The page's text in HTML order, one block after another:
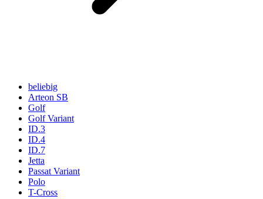
beliebig
Arteon SB
Golf
Golf Variant
ID.3
ID.4
ID.7
Jetta
Passat Variant
Polo
T-Cross